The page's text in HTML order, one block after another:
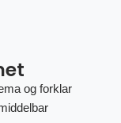
og forklar